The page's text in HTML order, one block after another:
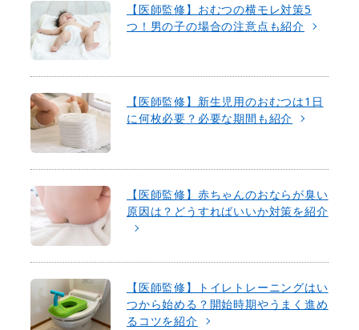
【医師監修】おむつの横モレ対策5
つ！男の子の場合の注意点も紹介
【医師監修】新生児用のおむつは1日
に何枚必要？必要な期間も紹介
【医師監修】赤ちゃんのおならが臭い
原因は？どうすればいいか対策を紹介
【医師監修】トイレトレーニングはい
つから始める？開始時期やうまく進め
るコツを紹介